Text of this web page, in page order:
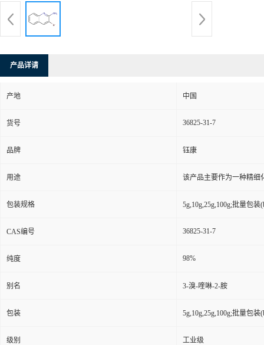
产品详请
产地 中国
货号 36825-31-7
品牌 钰康
用途 该产品主要作为一种精细
包装规格 5g,10g,25g,100g;批量包装
CAS编号 36825-31-7
纯度 98%
别名 3-溴-喹啉-2-胺
包装 5g,10g,25g,100g;批量包装
级别 工业级